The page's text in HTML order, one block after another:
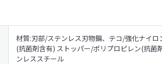
材質:刃部/ステンレス刃物鋼、テコ/強化ナイロ
(抗菌剤含有) ストッパー/ポリプロピレン(抗菌
ンレススチール